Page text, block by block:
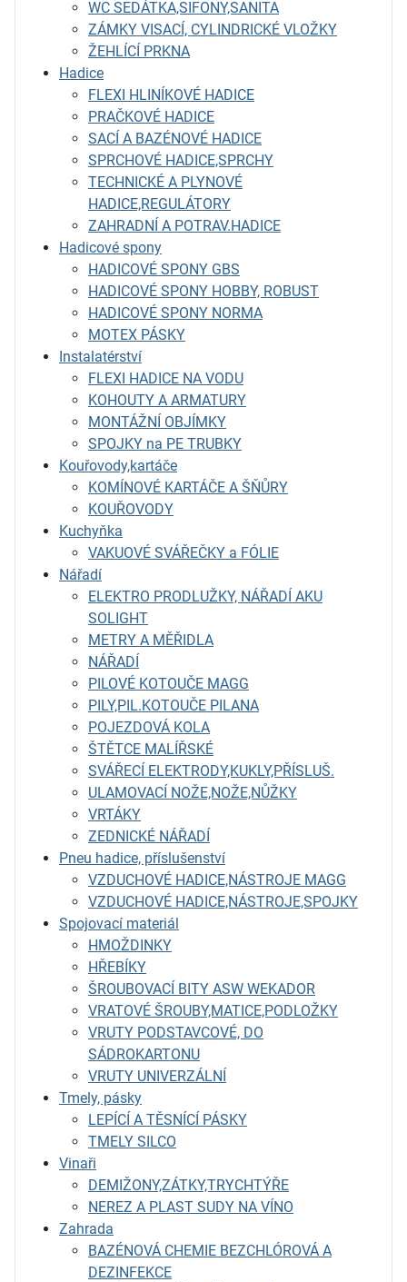
WC SEDÁTKA,SIFONY,SANITA
ZÁMKY VISACÍ, CYLINDRICKÉ VLOŽKY
ŽEHLÍCÍ PRKNA
Hadice
FLEXI HLINÍKOVÉ HADICE
PRAČKOVÉ HADICE
SACÍ A BAZÉNOVÉ HADICE
SPRCHOVÉ HADICE,SPRCHY
TECHNICKÉ A PLYNOVÉ
HADICE,REGULÁTORY
ZAHRADNÍ A POTRAV.HADICE
Hadicové spony
HADICOVÉ SPONY GBS
HADICOVÉ SPONY HOBBY, ROBUST
HADICOVÉ SPONY NORMA
MOTEX PÁSKY
Instalatérství
FLEXI HADICE NA VODU
KOHOUTY A ARMATURY
MONTÁŽNÍ OBJÍMKY
SPOJKY na PE TRUBKY
Kouřovody,kartáče
KOMÍNOVÉ KARTÁČE A ŠŇŮRY
KOUŘOVODY
Kuchyňka
VAKUOVÉ SVÁŘEČKY a FÓLIE
Nářadí
ELEKTRO PRODLUŽKY, NÁŘADÍ AKU
SOLIGHT
METRY A MĚŘIDLA
NÁŘADÍ
PILOVÉ KOTOUČE MAGG
PILY,PIL.KOTOUČE PILANA
POJEZDOVÁ KOLA
ŠTĚTCE MALÍŘSKÉ
SVÁŘECÍ ELEKTRODY,KUKLY,PŘÍSLUŠ.
ULAMOVACÍ NOŽE,NOŽE,NŮŽKY
VRTÁKY
ZEDNICKÉ NÁŘADÍ
Pneu hadice, příslušenství
VZDUCHOVÉ HADICE,NÁSTROJE MAGG
VZDUCHOVÉ HADICE,NÁSTROJE,SPOJKY
Spojovací materiál
HMOŽDINKY
HŘEBÍKY
ŠROUBOVACÍ BITY ASW WEKADOR
VRATOVÉ ŠROUBY,MATICE,PODLOŽKY
VRUTY PODSTAVCOVÉ, DO
SÁDROKARTONU
VRUTY UNIVERZÁLNÍ
Tmely, pásky
LEPÍCÍ A TĚSNÍCÍ PÁSKY
TMELY SILCO
Vinaři
DEMIŽONY,ZÁTKY,TRYCHTÝŘE
NEREZ A PLAST SUDY NA VÍNO
Zahrada
BAZÉNOVÁ CHEMIE BEZCHLÓROVÁ A
DEZINFEKCE